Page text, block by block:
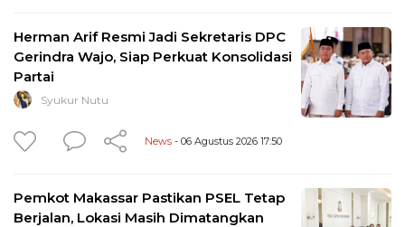
Herman Arif Resmi Jadi Sekretaris DPC
Gerindra Wajo, Siap Perkuat Konsolidasi
Partai
Syukur Nutu
News - 06 Agustus 2026 17:50
Pemkot Makassar Pastikan PSEL Tetap
Berjalan, Lokasi Masih Dimatangkan